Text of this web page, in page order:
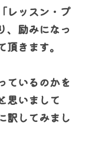
レッスン・プ
、励みになっ
きます。
ているのかを
思いまして
訳してみまし